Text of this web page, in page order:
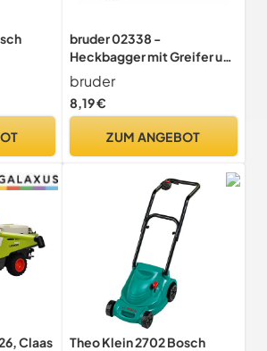
&
bruder 02338 -
Heckbagger mit Greifer und
Schaufel
bruder
8,19 €
ZUM ANGEBOT
Claas
Theo Klein 2702 Bosch